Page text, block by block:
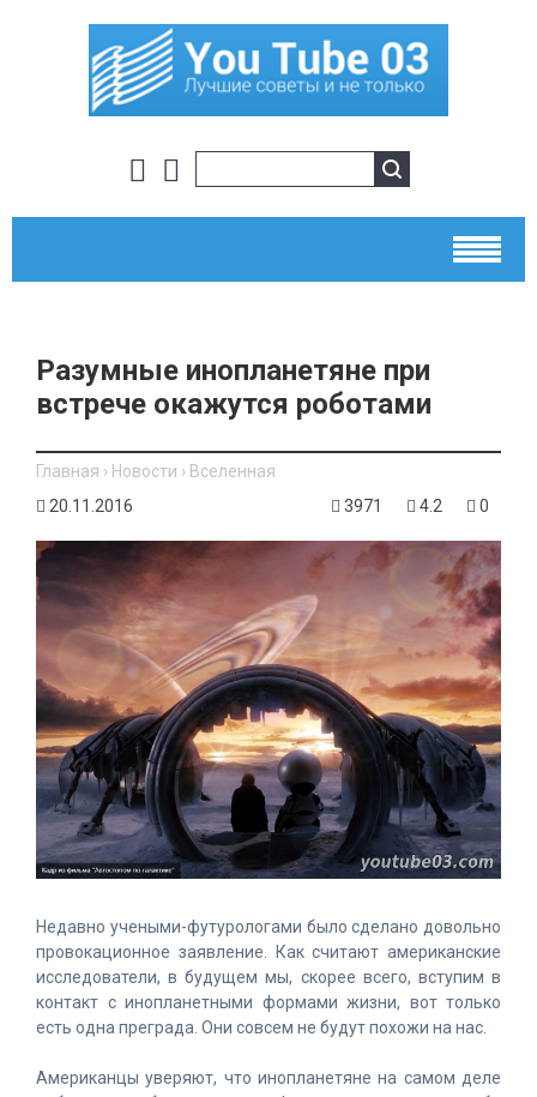
Разумные инопланетяне при
встрече окажутся роботами
Главная › Новости › Вселенная
20.11.2016
3971 4.2 0
Недавно учеными-футурологами было сделано довольно
провокационное заявление. Как считают американские
исследователи, в будущем мы, скорее всего, вступим в
контакт с инопланетными формами жизни, вот только
есть одна преграда. Они совсем не будут похожи на нас.
Американцы уверяют, что инопланетяне на самом деле